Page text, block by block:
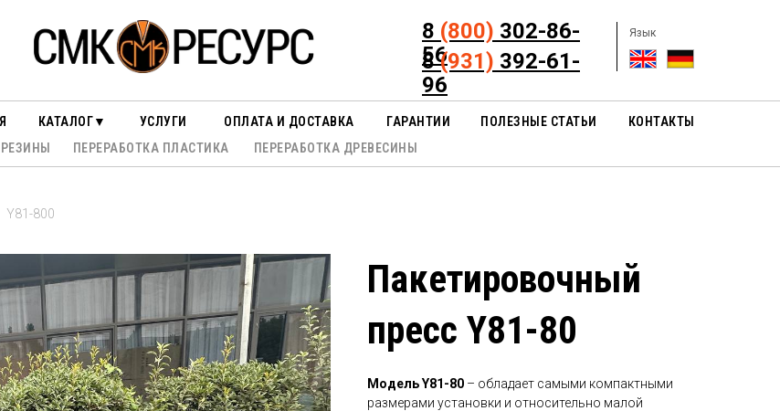
КАТАЛОГ▼
ПЕРЕРАБОТКА ПЛАСТИКА ПЕРЕРАБОТКА ДРЕВЕСИНЫ
УСЛУГИ ОПЛАТА И ДОСТАВКА ГАРАНТИИ КОНТАКТЫ
8 (800) 302-86-
56
8(931) 392-61-
96
ПОЛЕЗНЫЕ СТАТЬИ
Язык
Y81-800
Пакетировочный
пресс Y81-80
МодельY81-80 – обладает самыми компактными
размерами установки и относительно малой